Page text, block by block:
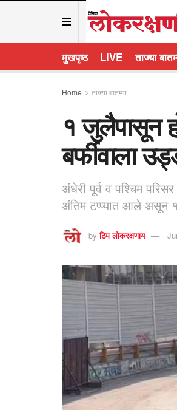
मुखपृष्ठ LIVE ताज्या
Home ताज्या बातम्या
१ जुलैपासून
बर्फीवाला
अंधेरी पूर्व व पश्चिम
अंतिम टप्प्यात आले असून
by टिम लोकरक्षणाय